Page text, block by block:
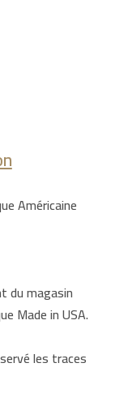
Américaine
du magasin
Made in USA.
les traces